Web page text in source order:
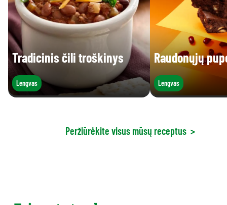
Tradicinis čili troškinys
Lengvas
Raudonųjų
Lengvas
Peržiūrėkite visus mūsų receptus >